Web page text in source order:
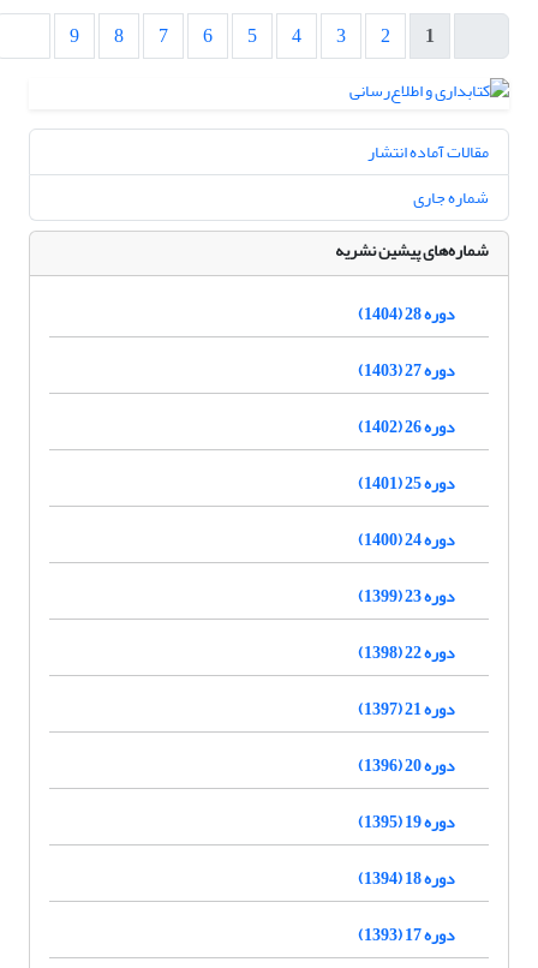
1
2
3
4
5
6
7
8
9
مقالات آماده انتشار
شماره جاری
شماره‌های پیشین نشریه
دوره 28 (1404)
دوره 27 (1403)
دوره 26 (1402)
دوره 25 (1401)
دوره 24 (1400)
دوره 23 (1399)
دوره 22 (1398)
دوره 21 (1397)
دوره 20 (1396)
دوره 19 (1395)
دوره 18 (1394)
دوره 17 (1393)